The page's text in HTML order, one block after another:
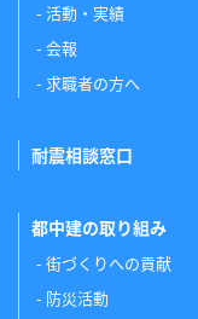
活動・実績
会報
求職者の方へ
耐震相談窓口
都中建の取り組み
街づくりへの貢献
防災活動